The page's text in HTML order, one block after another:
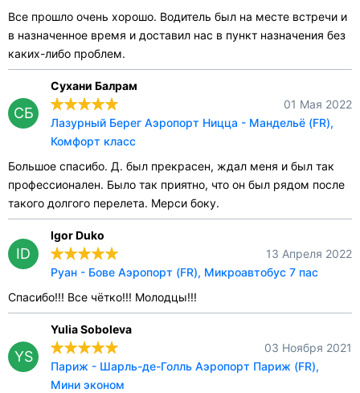
Все прошло очень хорошо. Водитель был на месте встречи и
в назначенное время и доставил нас в пункт назначения без
каких-либо проблем.
СБ
Сухани Балрам
01 Мая 2022
Лазурный Берег Аэропорт Ницца - Мандельё (FR),
Комфорт класс
Большое спасибо. Д. был прекрасен, ждал меня и был так
профессионален. Было так приятно, что он был рядом после
такого долгого перелета. Мерси боку.
ID
Igor Duko
13 Апреля 2022
Руан - Бове Аэропорт (FR), Микроавтобус 7 пас
Спасибо!!! Все чётко!!! Молодцы!!!
YS
Yulia Soboleva
03 Ноября 2021
Париж - Шарль-де-Голль Аэропорт Париж (FR),
Мини эконом